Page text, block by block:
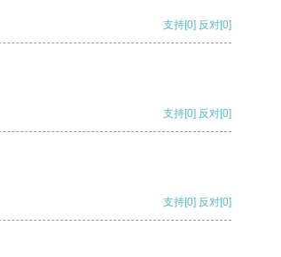
支持[0] 反对[0]
支持[0] 反对[0]
支持[0] 反对[0]